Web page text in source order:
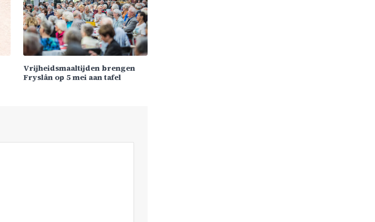
Vrijheidsmaaltijden brengen
Fryslân op 5 mei aan tafel